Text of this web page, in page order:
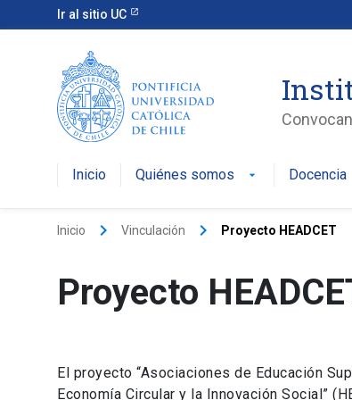
Ir al sitio UC
Inicio Quiénes somos arrow_drop_down Docencia
Inicio keyboard_arrow_right Vinculación keyboard_arrow_right Proyecto HEADCET
Proyecto
El proyecto “Asociaciones de Educación
Economía Circular y la Innovación Social”